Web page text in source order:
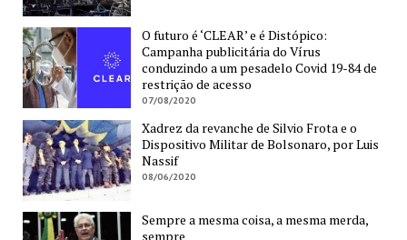
O futuro é ‘CLEAR’ e é Distópico:
Campanha publicitária do Vírus
conduzindo a um pesadelo Covid 19-84 de
restrição de acesso
07/08/2020
Xadrez da revanche de Silvio Frota e o
Dispositivo Militar de Bolsonaro, por Luis
Nassif
08/06/2020
Sempre a mesma coisa, a mesma merda,
sempre